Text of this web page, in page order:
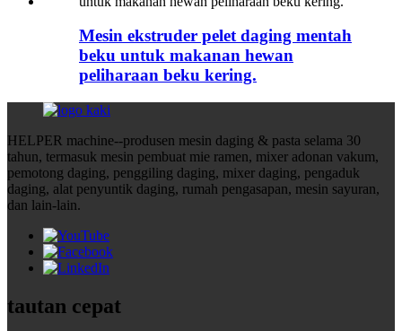
Mesin ekstruder pelet daging mentah
beku untuk makanan hewan
peliharaan beku kering.
HELPER machine--produsen mesin daging & pasta selama 30
tahun, termasuk mesin pembuat mie ramen, mixer adonan vakum,
pemotong daging, penggiling daging, mixer daging, pengaduk
daging, alat penyuntik daging, rumah pengasapan, mesin sayuran,
dan lain-lain.
tautan cepat